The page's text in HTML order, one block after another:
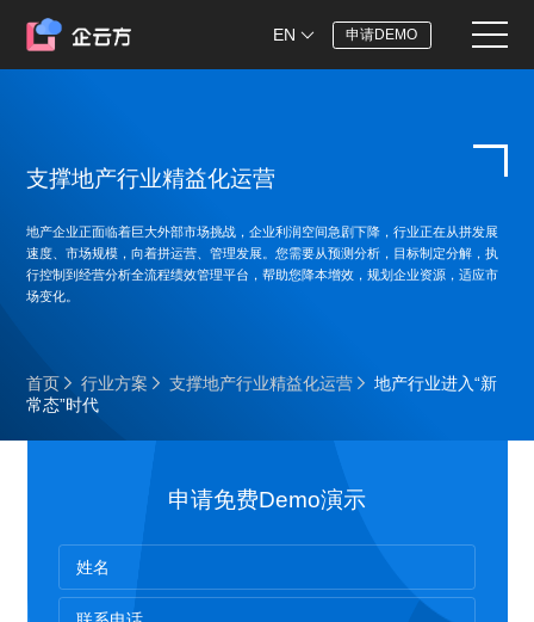
EN 申请DEMO
支撑地产行业精益化运营
地产企业正面临着巨大外部市场挑战，企业利润空间急剧下降，行业正在从拼发展
速度、市场规模，向着拼运营、管理发展。您需要从预测分析，目标制定分解，执
行控制到经营分析全流程绩效管理平台，帮助您降本增效，规划企业资源，适应市
场变化。
首页 行业方案 支撑地产行业精益化运营
地产行业进入“新
常态”时代
申请免费Demo演示